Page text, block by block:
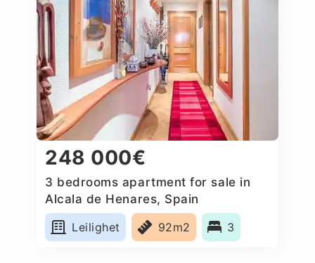
248 000€
3 bedrooms apartment for sale in
Alcala de Henares, Spain
Leilighet
92m2 3